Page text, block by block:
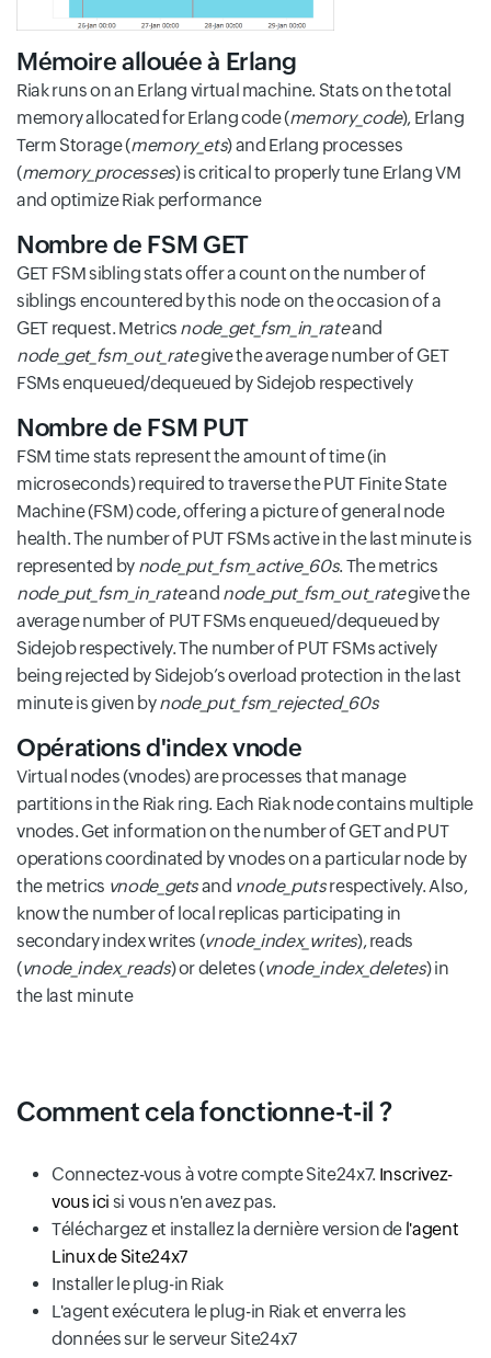
Mémoire allouée à Erlang
Riak runs on an Erlang virtual machine. Stats on the total
memory allocated for Erlang code (memory_code), Erlang
Term Storage (memory_ets) and Erlang processes
(memory_processes) is critical to properly tune Erlang VM
and optimize Riak performance
Nombre de FSM GET
GET FSM sibling stats offer a count on the number of
siblings encountered by this node on the occasion of a
GET request. Metrics node_get_fsm_in_rateand
node_get_fsm_out_rategive the average number of GET
FSMs enqueued/dequeued by Sidejob respectively
Nombre de FSM PUT
FSM time stats represent the amount of time (in
microseconds) required to traverse the PUT Finite State
Machine (FSM) code, offering a picture of general node
health. The number of PUT FSMs active in the last minute is
represented by node_put_fsm_active_60s. The metrics
node_put_fsm_in_rateand node_put_fsm_out_rategive the
average number of PUT FSMs enqueued/dequeued by
Sidejob respectively. The number of PUT FSMs actively
being rejected by Sidejob’s overload protection in the last
minute is given bynode_put_fsm_rejected_60s
Opérations d'index vnode
Virtual nodes (vnodes) are processes that manage
partitions in the Riak ring. Each Riak node contains multiple
vnodes. Get information on the number of GET and PUT
operations coordinated by vnodes on a particular node by
the metrics vnode_getsand vnode_putsrespectively. Also,
know the number of local replicas participating in
secondary index writes (vnode_index_writes), reads
(vnode_index_reads) or deletes (vnode_index_deletes) in
the last minute
Comment cela fonctionne-t-il ?
Connectez-vous à votre compte Site24x7. Inscrivez-
vous ici si vous n'en avez pas.
Téléchargez et installez la dernière version de l'agent
Linux de Site24x7
Installer le plug-in Riak
L'agent exécutera le plug-in Riak et enverra les
données sur le serveur Site24x7